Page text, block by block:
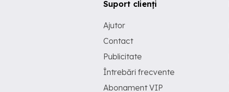
Suport clienți
Ajutor
Contact
Publicitate
Întrebări frecvente
Abonament VIP